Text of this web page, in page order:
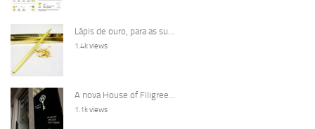
Lápis de ouro, para as su...
1.4k views
A nova House of Filigree...
1.1k views